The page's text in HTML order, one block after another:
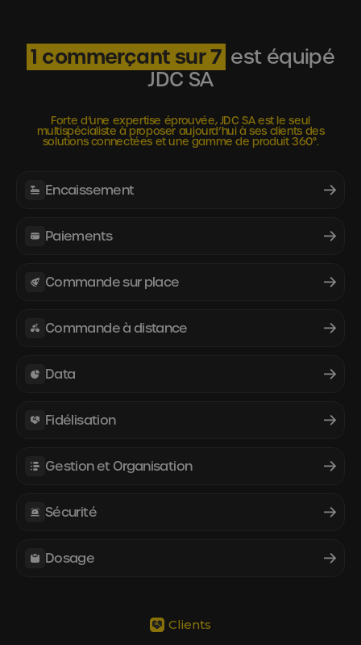
1 commerçant sur 7 est équipé
JDC SA
Forte d’une expertise éprouvée, JDC SA est le seul
multispécialiste à proposer aujourd’hui à ses clients des
solutions connectées et une gamme de produit 360°.
Encaissement
Paiements
Commande sur place
Commande à distance
Data
Fidélisation
Gestion et Organisation
Sécurité
Dosage
Clients